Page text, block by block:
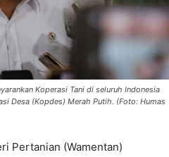
Koperasi Tani di seluruh Indonesia
Desa (Kopdes) Merah Putih. (Foto: Humas
Pertanian (Wamentan)